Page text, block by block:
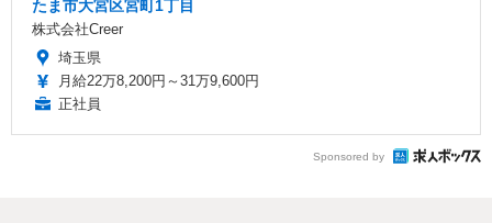
たま市大宮区宮町1丁目
株式会社Creer
埼玉県
月給22万8,200円～31万9,600円
正社員
Sponsored by